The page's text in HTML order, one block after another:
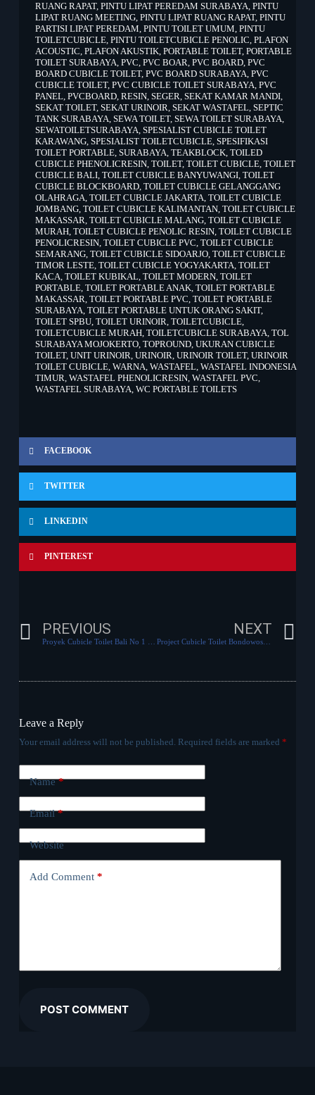
RUANG RAPAT, PINTU LIPAT PEREDAM SURABAYA PINTU
LIPAT RUANG MEETING, PINTU LIPAT RUANG RAPAT, PINTU
PARTISI LIPAT PEREDAM PINTU TOILET UMUM PINTU
TOILETCUBICLE, PINTU TOILETCUBICLE PENOLIC PLAFON
ACOUSTIC PLAFON AKUSTIK, PORTABLE TOILET, PORTABLE
TOILET SURABAYA PVC PVC BOAR PVC BOARD, PVC
BOARD CUBICLE TOILET, PVC BOARD SURABAYA PVC
CUBICLE TOILET, PVC CUBICLE TOILET SURABAYA PVC
PANEL, PVCBOARD, RESIN, SEGER SEKAT KAMAR MANDI,
SEKAT TOILET, SEKAT URINOIR SEKAT WASTAFEL, SEPTIC
TANK SURABAYA SEWA TOILET, SEWA TOILET SURABAYA
SEWATOILETSURABAYA SPESIALIST CUBICLE TOILET
KARAWANG, SPESIALIST TOILETCUBICLE, SPESIFIKASI
TOILET PORTABLE, SURABAYA TEAKBLOCK, TOILED
CUBICLE PHENOLICRESIN, TOILET, TOILET CUBICLE, TOILET
CUBICLE BALI, TOILET CUBICLE BANYUWANGI, TOILET
CUBICLE BLOCKBOARD, TOILET CUBICLE GELANGGANG
OLAHRAGA TOILET CUBICLE JAKARTA TOILET CUBICLE
JOMBANG, TOILET CUBICLE KALIMANTAN, TOILET CUBICLE
MAKASSAR TOILET CUBICLE MALANG, TOILET CUBICLE
MURAH, TOILET CUBICLE PENOLIC RESIN, TOILET CUBICLE
PENOLICRESIN, TOILET CUBICLE PVC TOILET CUBICLE
SEMARANG, TOILET CUBICLE SIDOARJO, TOILET CUBICLE
TIMOR LESTE, TOILET CUBICLE YOGYAKARTA TOILET
KACA TOILET KUBIKAL, TOILET MODERN, TOILET
PORTABLE, TOILET PORTABLE ANAK, TOILET PORTABLE
MAKASSAR TOILET PORTABLE PVC TOILET PORTABLE
SURABAYA TOILET PORTABLE UNTUK ORANG SAKIT,
TOILET SPBU, TOILET URINOIR TOILETCUBICLE,
TOILETCUBICLE MURAH, TOILETCUBICLE SURABAYA TOL
SURABAYA MOJOKERTO, TOPROUND, UKURAN CUBICLE
TOILET, UNIT URINOIR URINOIR URINOIR TOILET, URINOIR
TOILET CUBICLE, WARNA WASTAFEL, WASTAFEL INDONESIA
TIMUR WASTAFEL PHENOLICRESIN, WASTAFEL PVC
WASTAFEL SURABAYA WC PORTABLE TOILETS
FACEBOOK
TWITTER
LINKEDIN
PINTEREST
PREVIOUS NEXT
Leave a Reply
Your email address will not be published. Required fields are marked *
Name*
Email*
Website
Add Comment*
POST COMMENT